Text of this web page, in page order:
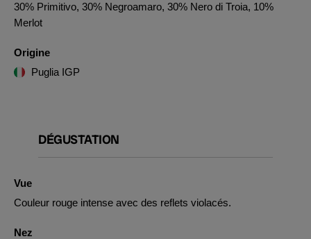
30% Primitivo, 30% Negroamaro, 30% Nero di Troia, 10%
Merlot
Origine
Puglia IGP
DÉGUSTATION
Vue
Couleur rouge intense avec des reflets violacés.
Nez